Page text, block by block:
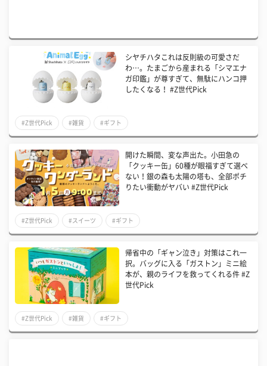
シヤチハタこれは反則級の可愛さだ
わ…。たまごから産まれる「シマエナ
ガ印鑑」が尊すぎて、無駄にハンコ押
したくなる！ #Z世代Pick
#Z世代Pick #雑貨 #ギフト
開けた瞬間、変な声出た。小田急の
「クッキー缶」60種が眼福すぎて選べ
ない！銀の森も太陽の塔も、全部ポチ
りたい衝動がヤバい #Z世代Pick
#Z世代Pick #スイーツ #ギフト
帰省中の「ギャン泣き」対策はこれ一
択。バッグに入る「ガストン」ミニ絵
本が、親のライフを救ってくれる件 #Z
世代Pick
#Z世代Pick #雑貨 #ギフト